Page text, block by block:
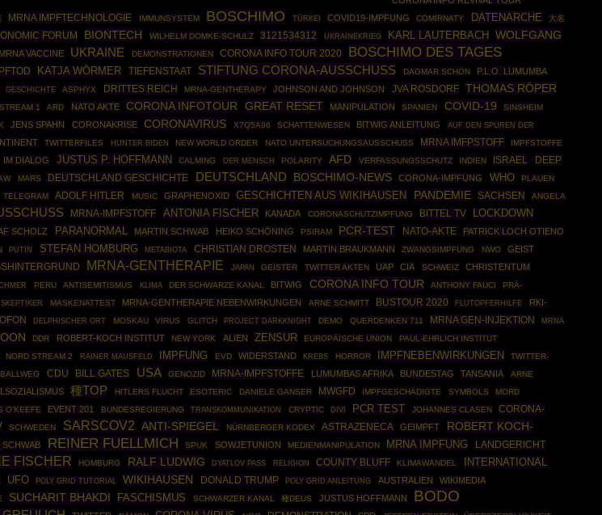
MRNA IMPFTECHNOLOGIE IMMUNSYSTEM BOSCHIMO TÜRKEI COVID19-IMPFUNG COMIRNATY DATENARCHE
大名
FORUM BIONTECH WILHELM DOMKE-SCHULZ 3121534312 UKRAINEKRIEG KARL LAUTERBACH
WOLFGANG
MRNA VACCINE UKRAINE DEMONSTRATIONEN CORONA INFO TOUR 2020 BOSCHIMO DES TAGES
KATJA WÖRMER TIEFENSTAAT STIFTUNG CORONA-AUSSCHUSS DAGMAR SCHÖN P.L.O. LUMUMBA
GESCHICHTE ASPHYX DRITTES REICH MRNA-GENTHERAPY JOHNSON AND JOHNSON JVA ROSDORF THOMAS RÖPER
1 ARD NATO AKTE CORONA INFOTOUR GREAT RESET MANIPULATION SPANIEN COVID-19 SINSHEIM
JENS SPAHN CORONAKRISE CORONAVIRUS X7Q5A96 SCHATTENWESEN BITWIG ANLEITUNG AUF DEN SPUREN DER
TWITTERFILES HUNTER BIDEN NEW WORLD ORDER NATO UNTERSUCHUNGSAUSSCHUSS MRNA IMFPSTOFF IMPFSTOFFE
IM DIALOG JUSTUS P. HOFFMANN CALMING DER MENSCH POLARITY AFD VERFASSUNGSSCHUTZ INDIEN ISRAEL
DEEP
MARS DEUTSCHLAND GESCHICHTE DEUTSCHLAND BOSCHIMO-NEWS CORONA-IMPFUNG WHO PLAUEN
TELEGRAM ADOLF HITLER MUSIC GRAPHENOXID GESCHICHTEN AUS WIKIHAUSEN PANDEMIE SACHSEN
ANGELA
MRNA-IMPFSTOFF ANTONIA FISCHER KANADA CORONASCHUTZIMPFUNG BITTEL TV LOCKDOWN
SCHOLZ PARANORMAL MARTIN SCHWAB HEIKO SCHÖNING PSIRAM PCR-TEST NATO-AKTE
PATRICK LOCH OTIENO
PUTIN STEFAN HOMBURG METABIOTA CHRISTIAN DROSTEN MARTIN BRAUKMANN ZWANGSIMPFUNG NWO GEIST
MRNA-GENTHERAPIE JAPAN GEISTER TWITTER AKTEN UAP CIA SCHWEIZ CHRISTENTUM
PERU ANTISEMITISMUS KLIMA DER SCHWARZE KANAL BITWIG CORONA INFO TOUR ANTHONY FAUCI
PRÄ-
SKEPTIKER MASKENATTEST MRNA-GENTHERAPIE NEBENWIRKUNGEN ARNE SCHMITT BUSTOUR 2020 FLUTOPFERHILFE
RKI-
DELPHISCHER ORT MOSKAU VIRUS GLITCH PROJECT DARKKNIGHT DEMO QUERDENKEN 711 MRNA GEN-INJEKTION
MRNA
DDR ROBERT-KOCH INSTITUT NEW YORK ALIEN ZENSUR EUROPÄISCHE UNION PAUL-EHRLICH INSTITUT
NORD STREAM 2 RAINER MAUSFELD IMPFUNG EVD WIDERSTAND KREBS HORROR IMPFNEBENWIRKUNGEN
TWITTER-
CDU BILL GATES USA GENOZID MRNA-IMPFSTOFFE LUMUMBAS AFRIKA BUNDESTAG TANSANIA
ARNE
種TOP HITLERS FLUCHT ESOTERIC DANIELE GANSER MWGFD IMPFGESCHÄDIGTE SYMBOLS MORD
O'KEEFE EVENT 201 BUNDESREGIERUNG TRANSKOMMUNIKATION CRYPTIC DIVI PCR TEST JOHANNES CLASEN
CORONA-
SCHWEDEN SARSCOV2 ANTI-SPIEGEL NÜRNBERGER KODEX ASTRAZENECA GEIMPFT
ROBERT KOCH-
SCHWAB REINER FUELLMICH SPUK SOWJETUNION MEDIENMANIPULATION MRNA IMPFUNG
LANDGERICHT
FISCHER HOMBURG RALF LUDWIG DYATLOV PASS RELIGION COUNTY BLUFF KLIMAWANDEL
INTERNATIONAL
UFO POLY GRID TUTORIAL WIKIHAUSEN DONALD TRUMP POLY GRID ANLEITUNG AUSTRALIEN WIKIMEDIA
SUCHARIT BHAKDI FASCHISMUS SCHWARZER KANAL 種DEUS JUSTUS HOFFMANN
BODO